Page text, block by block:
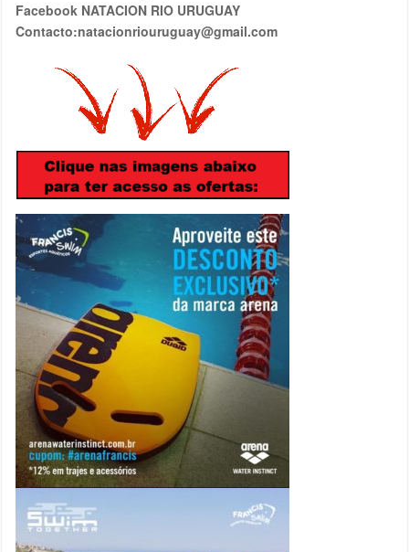
Facebook NATACION RIO URUGUAY
Contacto:natacionriouruguay@gmail.com